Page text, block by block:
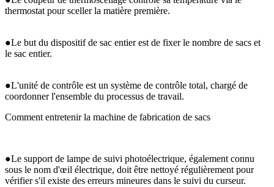
thermostat pour sceller la matière première.
●Le but du dispositif de sac entier est de fixer le nombre de sacs et
le sac entier.
●L'unité de contrôle est un système de contrôle total, chargé de
coordonner l'ensemble du processus de travail.
Comment entretenir la machine de fabrication de sacs
●Le support de lampe de suivi photoélectrique, également connu
sous le nom d'œil électrique, doit être nettoyé régulièrement pour
vérifier s'il existe des erreurs mineures dans le suivi du curseur.